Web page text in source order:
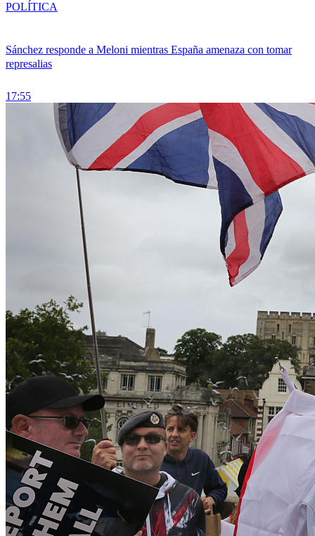
Sánchez responde a Meloni mientras España amenaza con tomar
represalias
17:55
POLÍTICA